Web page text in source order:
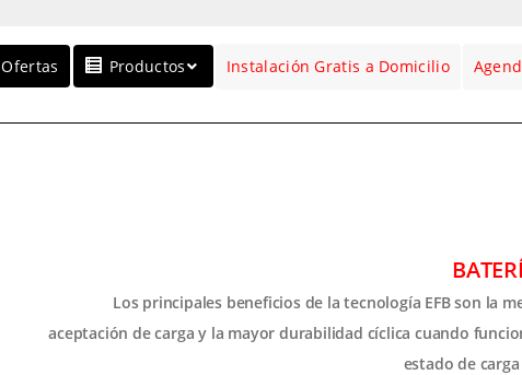
Ofertas Productos Instalación Gratis a Domicilio
Los principales beneficios de la tecnología EFB son la
aceptación de carga y la mayor durabilidad cíclica cuando
estado de